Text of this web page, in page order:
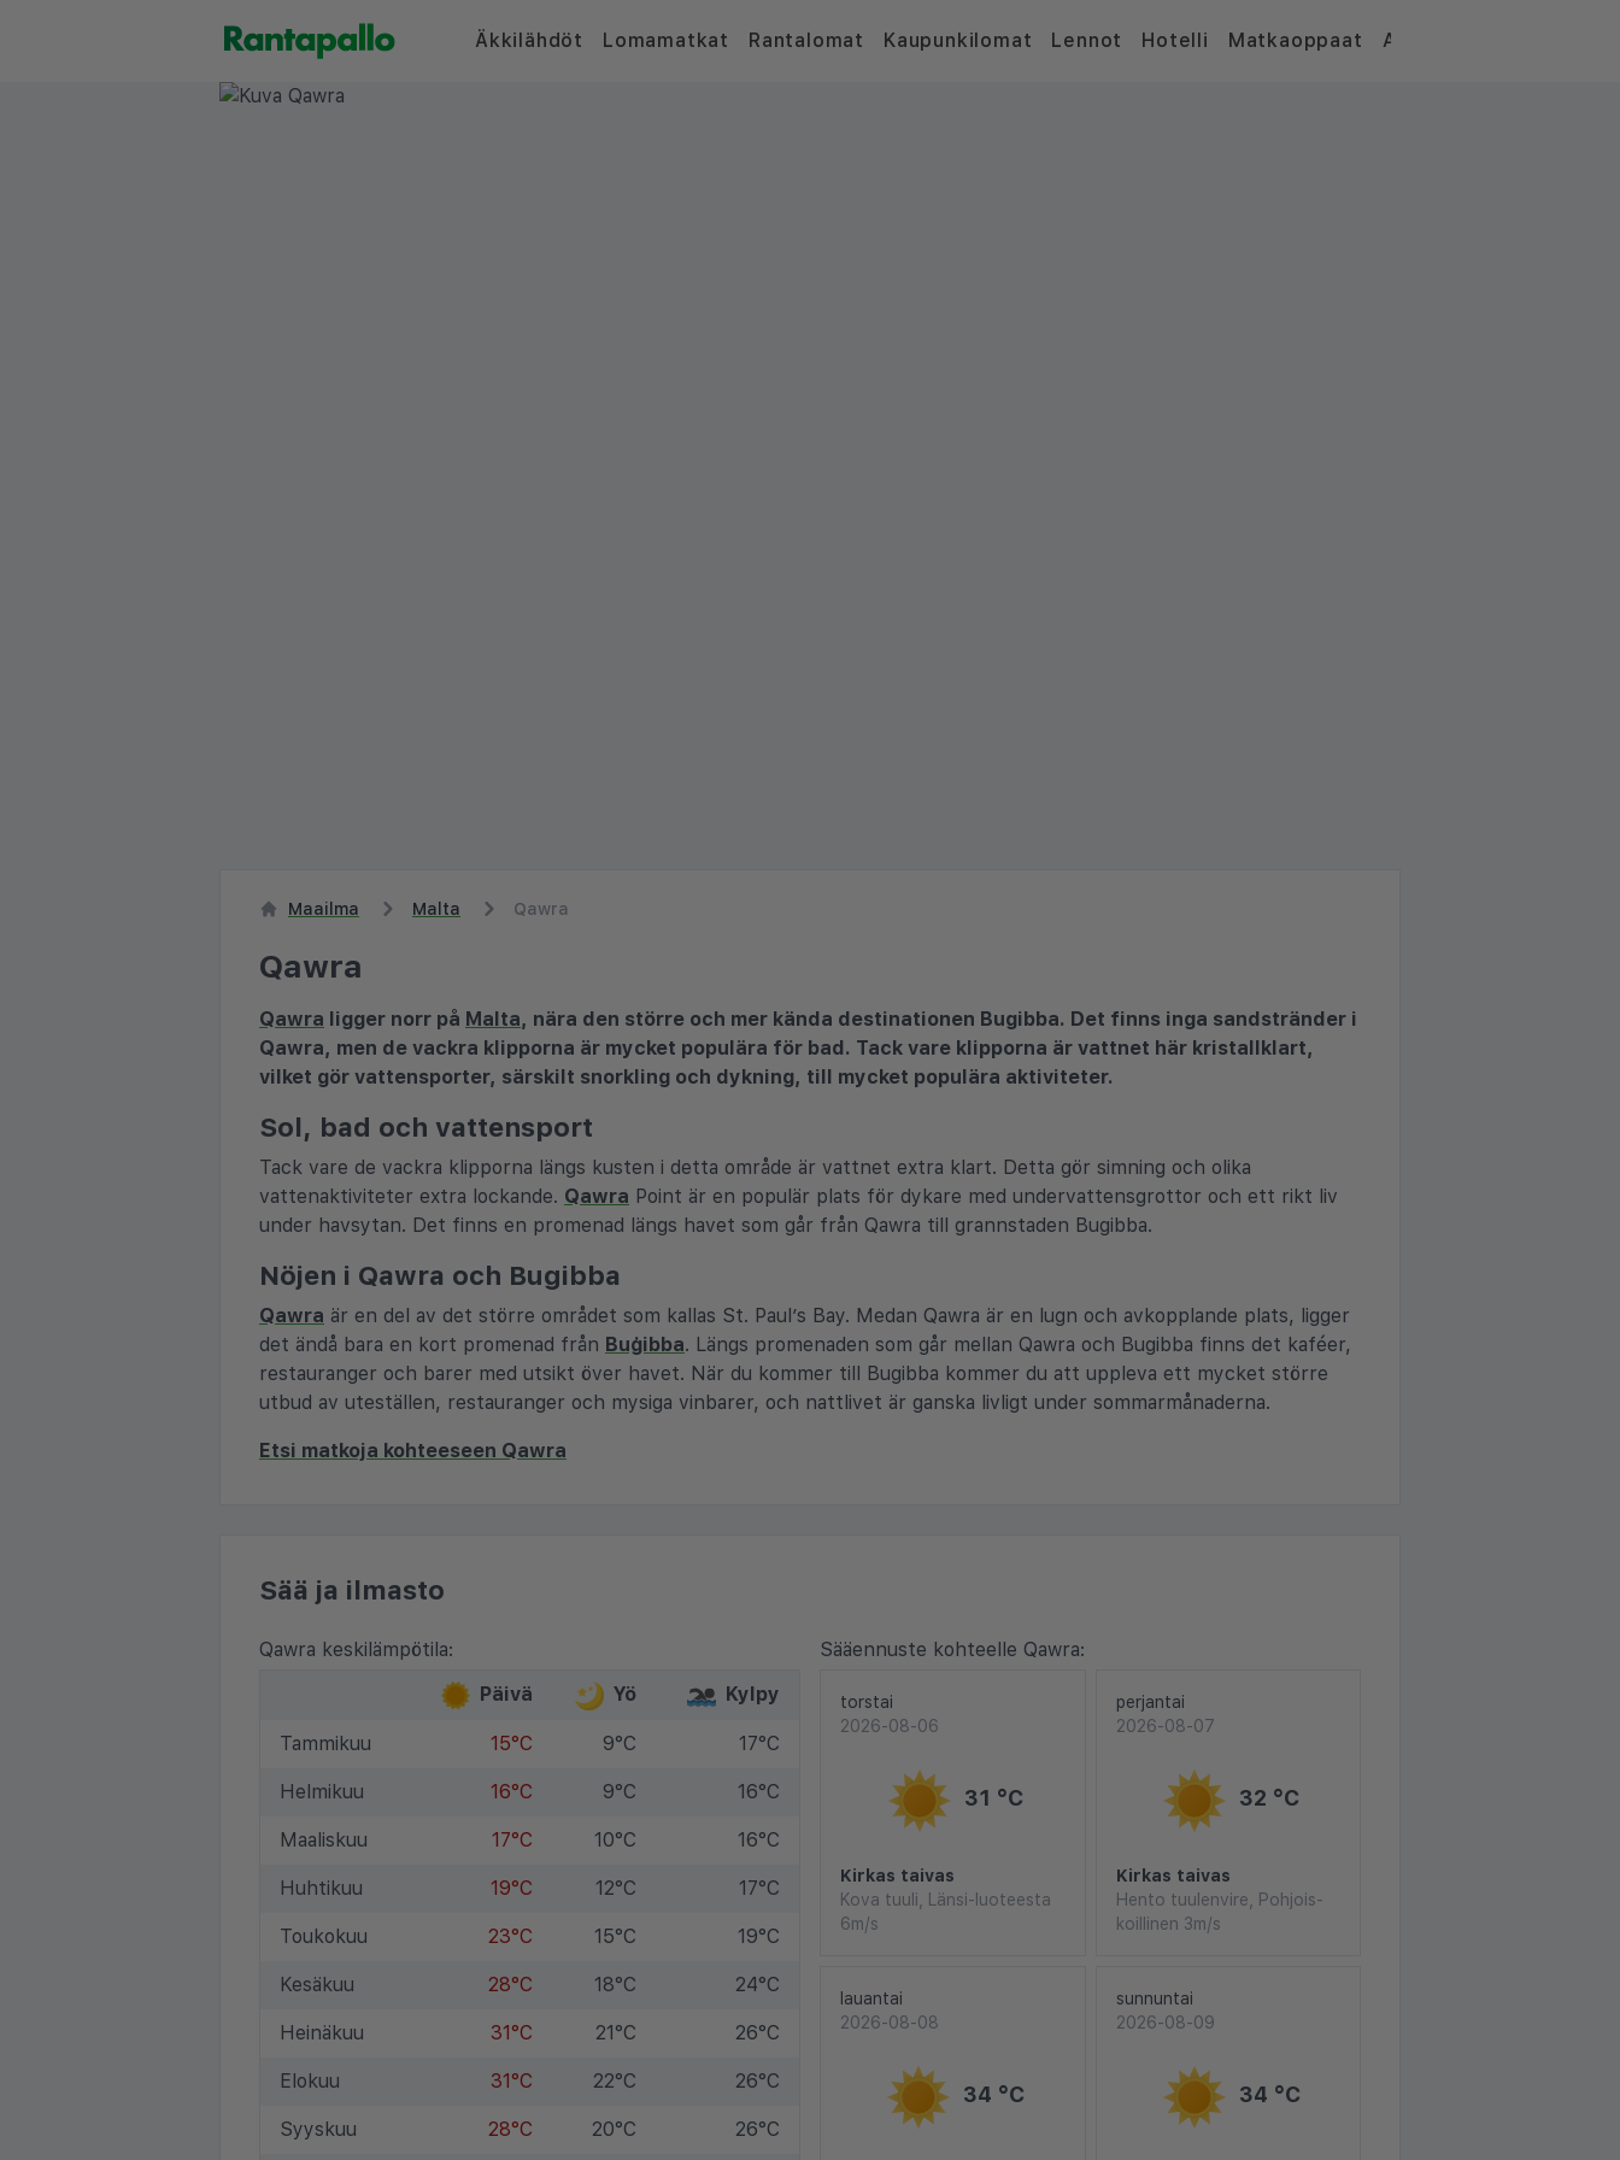
Äkkilähdöt Lomamatkat Rantalomat Kaupunkilomat Lennot Hotelli Matkaoppaat Artikkelit
Maailma Malta Qawra
Qawra
Qawra ligger norr på Malta, nära den större och mer kända destinationen Bugibba. Det finns inga sandstränder i
Qawra, men de vackra klipporna är mycket populära för bad. Tack vare klipporna är vattnet här kristallklart,
vilket gör vattensporter, särskilt snorkling och dykning, till mycket populära aktiviteter.
Sol, bad och vattensport
Tack vare de vackra klipporna längs kusten i detta område är vattnet extra klart. Detta gör simning och olika
vattenaktiviteter extra lockande. Qawra Point är en populär plats för dykare med undervattensgrottor och ett rikt liv
under havsytan. Det finns en promenad längs havet som går från Qawra till grannstaden Bugibba.
Nöjen i Qawra och Bugibba
Qawra är en del av det större området som kallas St. Paul’s Bay. Medan Qawra är en lugn och avkopplande plats, ligger
det ändå bara en kort promenad från Buġibba. Längs promenaden som går mellan Qawra och Bugibba finns det kaféer,
restauranger och barer med utsikt över havet. När du kommer till Bugibba kommer du att uppleva ett mycket större
utbud av uteställen, restauranger och mysiga vinbarer, och nattlivet är ganska livligt under sommarmånaderna.
Etsi matkoja kohteeseen Qawra
Sää ja ilmasto
Qawra keskilämpötila:
Päivä
Yö Kylpy
Tammikuu 15°C 9°C 17°C
Helmikuu 16°C 9°C 16°C
Maaliskuu 17°C 10°C 16°C
Huhtikuu 19°C 12°C 17°C
Toukokuu 23°C 15°C 19°C
Kesäkuu 28°C 18°C 24°C
Heinäkuu 31°C 21°C 26°C
Elokuu 31°C 22°C 26°C
Syyskuu 28°C 20°C 26°C
Sääennuste kohteelle Qawra:
torstai
2026-08-06
31 °C
Kirkas taivas
Kova tuuli, Länsi-luoteesta
6m/s
perjantai
2026-08-07
32 °C
Kirkas taivas
Hento tuulenvire, Pohjois-
koillinen 3m/s
lauantai
2026-08-08
34 °C
sunnuntai
2026-08-09
34 °C